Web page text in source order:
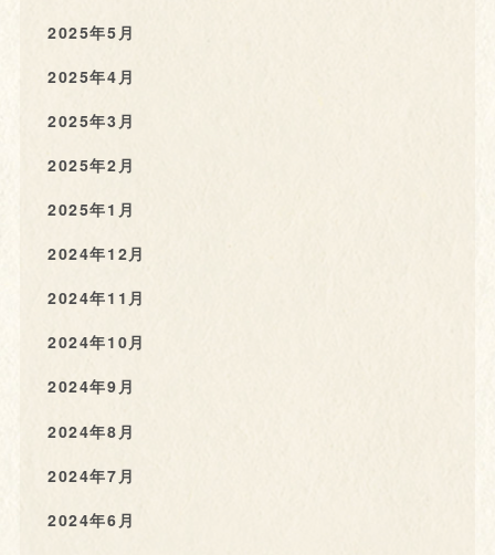
2025年5月
2025年4月
2025年3月
2025年2月
2025年1月
2024年12月
2024年11月
2024年10月
2024年9月
2024年8月
2024年7月
2024年6月